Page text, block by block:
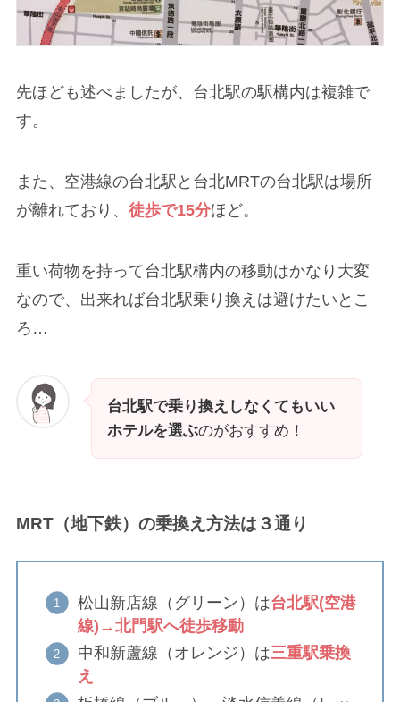
先ほども述べましたが、台北駅の駅構内は複雑で
す。
また、空港線の台北駅と台北MRTの台北駅は場所
が離れており、 徒歩で15分ほど。
重い荷物を持って台北駅構内の移動はかなり大変
なので、出来れば台北駅乗り換えは避けたいとこ
ろ…
台北駅で乗り換えしなくてもいい
ホテルを選ぶのがおすすめ！
MRT（地下鉄）の乗換え方法は３通り
松山新店線（グリーン）は台北駅(空港
線)→北門駅へ徒歩移動
中和新蘆線（オレンジ）は三重駅乗換
え